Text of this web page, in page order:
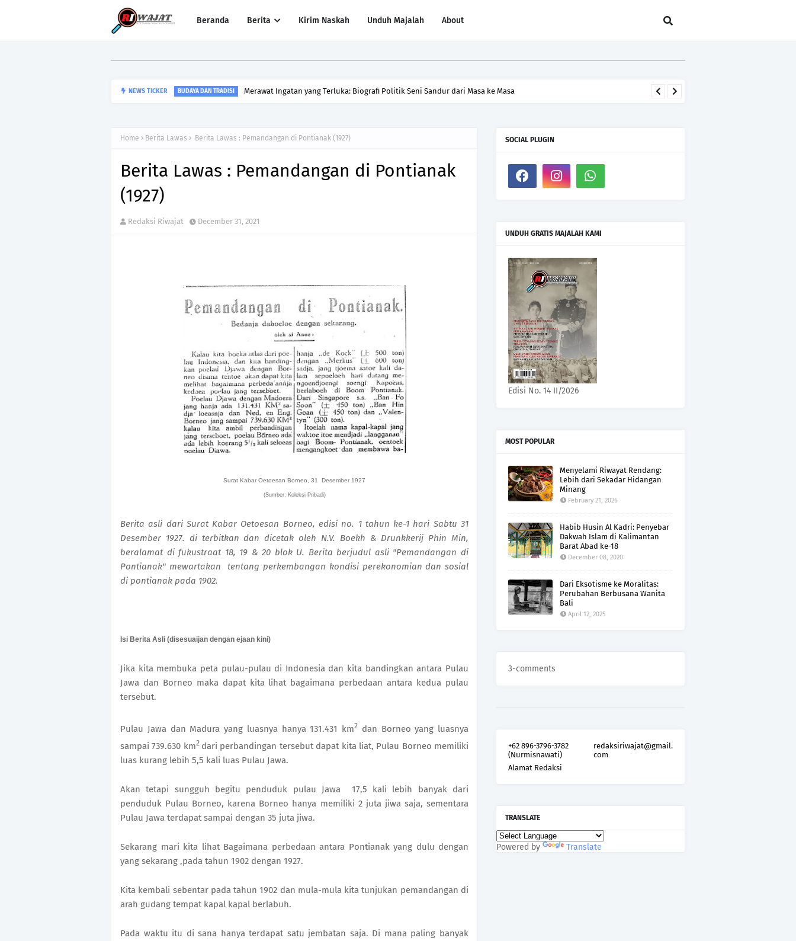
Beranda Berita Kirim Naskah Unduh Majalah About
NEWS TICKER BUDAYA DAN TRADISI Merawat Ingatan yang Terluka: Biografi Politik Seni Sandur dari Masa ke Masa
Home Berita Lawas Berita Lawas : Pemandangan di Pontianak (1927)
Berita Lawas : Pemandangan di Pontianak
(1927)
Redaksi Riwajat December 31, 2021
Surat Kabar Oetoesan Borneo, 31 Desember 1927
(Sumber: Koleksi Pribadi)
Berita asli dari Surat Kabar Oetoesan Borneo, edisi no. 1 tahun ke-1 hari Sabtu 31
Desember 1927. di terbitkan dan dicetak oleh N.V. Boekh & Drunkkerij Phin Min,
beralamat di fukustraat 18, 19 & 20 blok U. Berita berjudul asli "Pemandangan di
Pontianak" mewartakan tentang perkembangan kondisi perekonomian dan sosial
di pontianak pada 1902.
Isi Berita Asli (disesuaijan dengan ejaan kini)
Jika kita membuka peta pulau-pulau di Indonesia dan kita bandingkan antara Pulau
Jawa dan Borneo maka dapat kita lihat bagaimana perbedaan antara kedua pulau
tersebut.
Pulau Jawa dan Madura yang luasnya hanya 131.431 km2 dan Borneo yang luasnya
sampai 739.630 km2 dari perbandingan tersebut dapat kita liat, Pulau Borneo memiliki
luas kurang lebih 5,5 kali luas Pulau Jawa.
Akan tetapi sungguh begitu penduduk pulau Jawa 17,5 kali lebih banyak dari
penduduk Pulau Borneo, karena Borneo hanya memiliki 2 juta jiwa saja, sementara
Pulau Jawa terdapat sampai dengan 35 juta jiwa.
Sekarang mari kita lihat Bagaimana perbedaan antara Pontianak yang dulu dengan
yang sekarang ,pada tahun 1902 dengan 1927.
Kita kembali sebentar pada tahun 1902 dan mula-mula kita tunjukan pemandangan di
arah gudang tempat kapal kapal berlabuh.
Pada waktu itu di sana hanya terdapat satu jembatan saja. Di mana paling banyak
SOCIAL PLUGIN
UNDUH GRATIS MAJALAH KAMI
Edisi No. 14 II/2026
MOST POPULAR
Menyelami Riwayat Rendang:
Lebih dari Sekadar Hidangan
Minang
February 21, 2026
Habib Husin Al Kadri: Penyebar
Dakwah Islam di Kalimantan
Barat Abad ke-18
December 08, 2020
Dari Eksotisme ke Moralitas:
Perubahan Berbusana Wanita
Bali
April 12, 2025
3-comments
+62 896-3796-3782
(Nurmisnawati)
redaksiriwajat@gmail.
com
Alamat Redaksi
TRANSLATE
Powered by Translate